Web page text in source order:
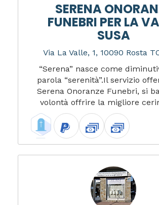
SERENA
FUNEBRI PER LA
SUSA
Via La Valle, 1, 10090 Rosta
“Serena” nasce come
parola “serenità”.Il servizio
Serena Onoranze Funebri, si
volontà offrire la migliore